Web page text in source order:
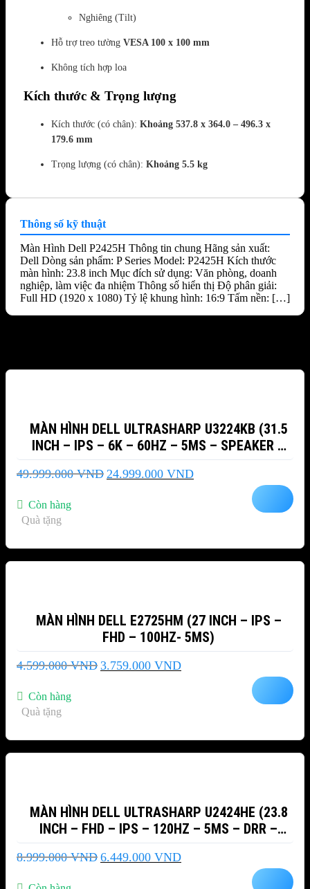
Nghiêng (Tilt)
Hỗ trợ treo tường VESA 100 x 100 mm
Không tích hợp loa
Kích thước & Trọng lượng
Kích thước (có chân): Khoảng 537.8 x 364.0 – 496.3 x
179.6 mm
Trọng lượng (có chân): Khoảng 5.5 kg
Thông số kỹ thuật
Màn Hình Dell P2425H Thông tin chung Hãng sản xuất:
Dell Dòng sản phẩm: P Series Model: P2425H Kích thước
màn hình: 23.8 inch Mục đích sử dụng: Văn phòng, doanh
nghiệp, làm việc đa nhiệm Thông số hiển thị Độ phân giải:
Full HD (1920 x 1080) Tỷ lệ khung hình: 16:9 Tấm nền: […]
MÀN HÌNH DELL ULTRASHARP U3224KB (31.5
INCH – IPS – 6K – 60HZ – 5MS – SPEAKER –
WEBCAM)
49.999.000VND Giá
24.999.000 VNDGiá
Còn hàng
Quà tặng
MÀN HÌNH DELL E2725HM (27 INCH – IPS –
FHD – 100HZ- 5MS)
4.599.000VND Giá
3.759.000 VNDGiá
Còn hàng
Quà tặng
MÀN HÌNH DELL ULTRASHARP U2424HE (23.8
INCH – FHD – IPS – 120HZ – 5MS – DRR –
TMDS – USB TYPEC – NETWORK RJ45)
8.999.000VND Giá
6.449.000 VNDGiá